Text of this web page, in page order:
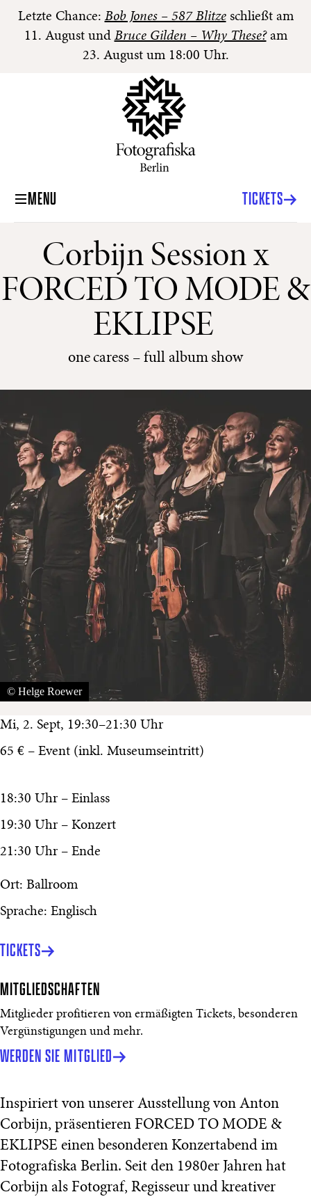
Letzte Chance: Bob Jones – 587 Blitzeschließt am
11. August und Bruce Gilden – Why These?am
23. August um 18:00 Uhr.
MENU TICKETS
Corbijn Session x
FORCED TO MODE &
EKLIPSE
one caress – full album show
© Helge Roewer
Mi, 2. Sept, 19:30–21:30 Uhr
65 € – Event (inkl. Museumseintritt)
18:30 Uhr – Einlass
19:30 Uhr – Konzert
21:30 Uhr – Ende
Ort: Ballroom
Sprache: Englisch
TICKETS
MITGLIEDSCHAFTEN
Mitglieder profitieren von ermäßigten Tickets, besonderen
Vergünstigungen und mehr.
WERDEN SIE MITGLIED
Inspiriert von unserer Ausstellung von Anton
Corbijn, präsentieren FORCED TO MODE &
EKLIPSE einen besonderen Konzertabend im
Fotografiska Berlin. Seit den 1980er Jahren hat
Corbijn als Fotograf, Regisseur und kreativer